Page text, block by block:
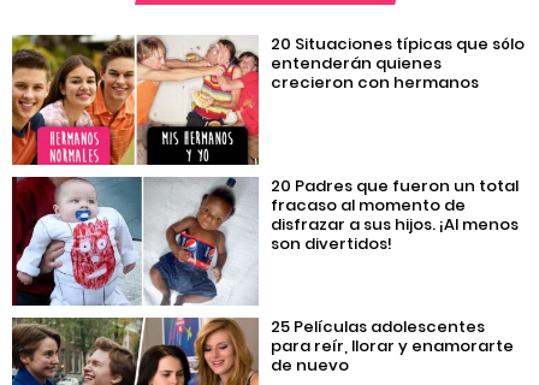
20 Situaciones típicas que sólo
entenderán quienes
crecieron con hermanos
20 Padres que fueron un total
fracaso al momento de
disfrazar a sus hijos. ¡Al menos
son divertidos!
25 Películas adolescentes
para reír, llorar y enamorarte
de nuevo